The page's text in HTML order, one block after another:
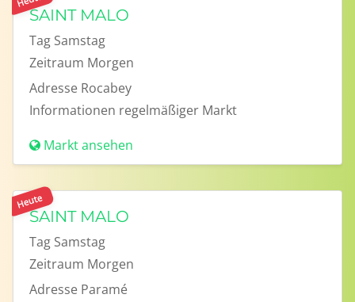
SAINT MALO
Tag Samstag
Zeitraum Morgen
Adresse Rocabey
Informationen regelmäßiger Markt
Markt ansehen
Heute
SAINT MALO
Tag Samstag
Zeitraum Morgen
Adresse Paramé